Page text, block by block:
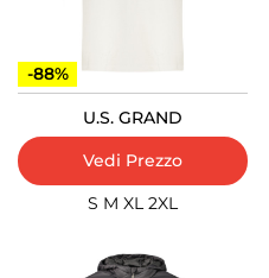
-88%
U.S. GRAND
Vedi Prezzo
S M XL 2XL